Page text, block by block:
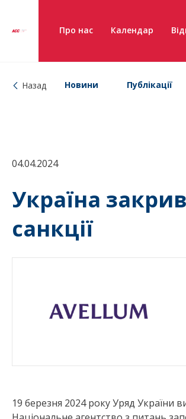
Про нас Календар
Назад Новини Публікації
04.04.2024
Україна
санкції
19 березня 2024 року Уряд України